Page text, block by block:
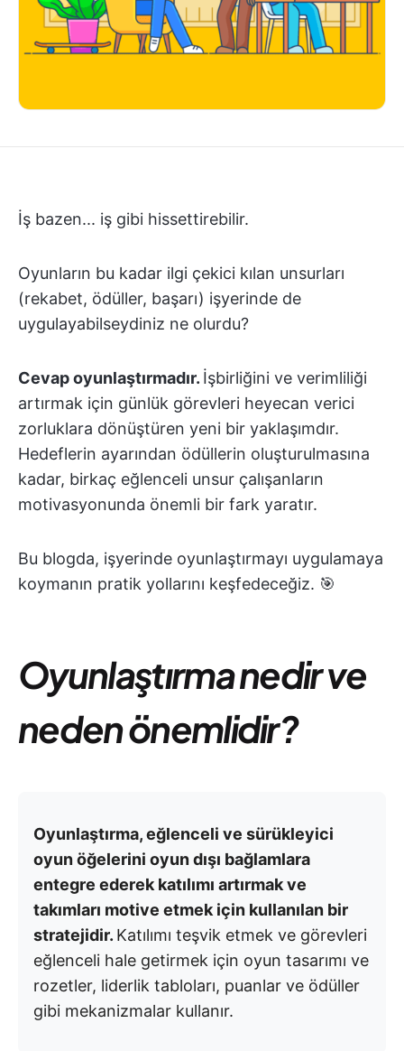
İş bazen... iş gibi hissettirebilir.
Oyunların bu kadar ilgi çekici kılan unsurları
(rekabet, ödüller, başarı) işyerinde de
uygulayabilseydiniz ne olurdu?
Cevap oyunlaştırmadır. İşbirliğini ve verimliliği
artırmak için günlük görevleri heyecan verici
zorluklara dönüştüren yeni bir yaklaşımdır.
Hedeflerin ayarından ödüllerin oluşturulmasına
kadar, birkaç eğlenceli unsur çalışanların
motivasyonunda önemli bir fark yaratır.
Bu blogda, işyerinde oyunlaştırmayı uygulamaya
koymanın pratik yollarını keşfedeceğiz. 🎯
Oyunlaştırma nedir ve
neden önemlidir?
Oyunlaştırma, eğlenceli ve sürükleyici
oyun öğelerini oyun dışı bağlamlara
entegre ederek katılımı artırmak ve
takımları motive etmek için kullanılan bir
stratejidir. Katılımı teşvik etmek ve görevleri
eğlenceli hale getirmek için oyun tasarımı ve
rozetler, liderlik tabloları, puanlar ve ödüller
gibi mekanizmalar kullanır.